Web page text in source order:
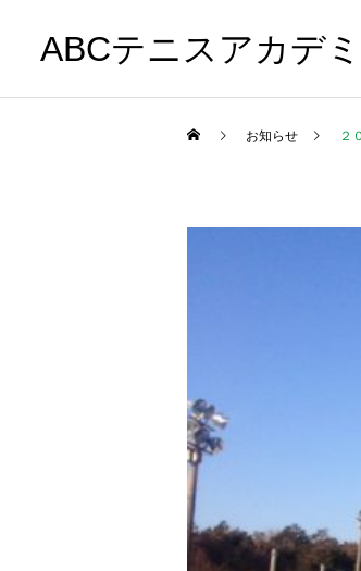
ABCテニスアカデ
お知らせ ２